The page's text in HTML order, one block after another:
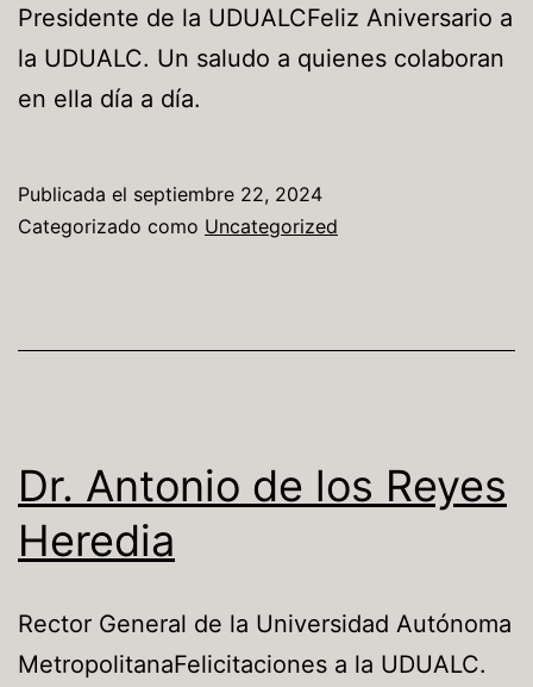
Presidente de la UDUALCFeliz Aniversario a
la UDUALC. Un saludo a quienes colaboran
en ella día a día.
Publicada el septiembre 22, 2024
Categorizado como Uncategorized
Dr. Antonio de los Reyes
Heredia
Rector General de la Universidad Autónoma
MetropolitanaFelicitaciones a la UDUALC.